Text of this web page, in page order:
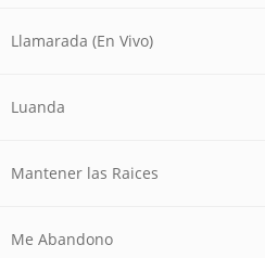
Llamarada (En Vivo)
Luanda
Mantener las Raices
Me Abandono